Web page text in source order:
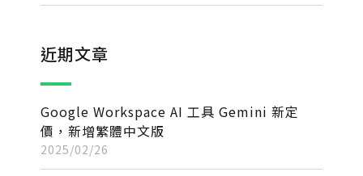
近期文章
Google Workspace AI 工具 Gemini 新定
價，新增繁體中文版
2025/02/26